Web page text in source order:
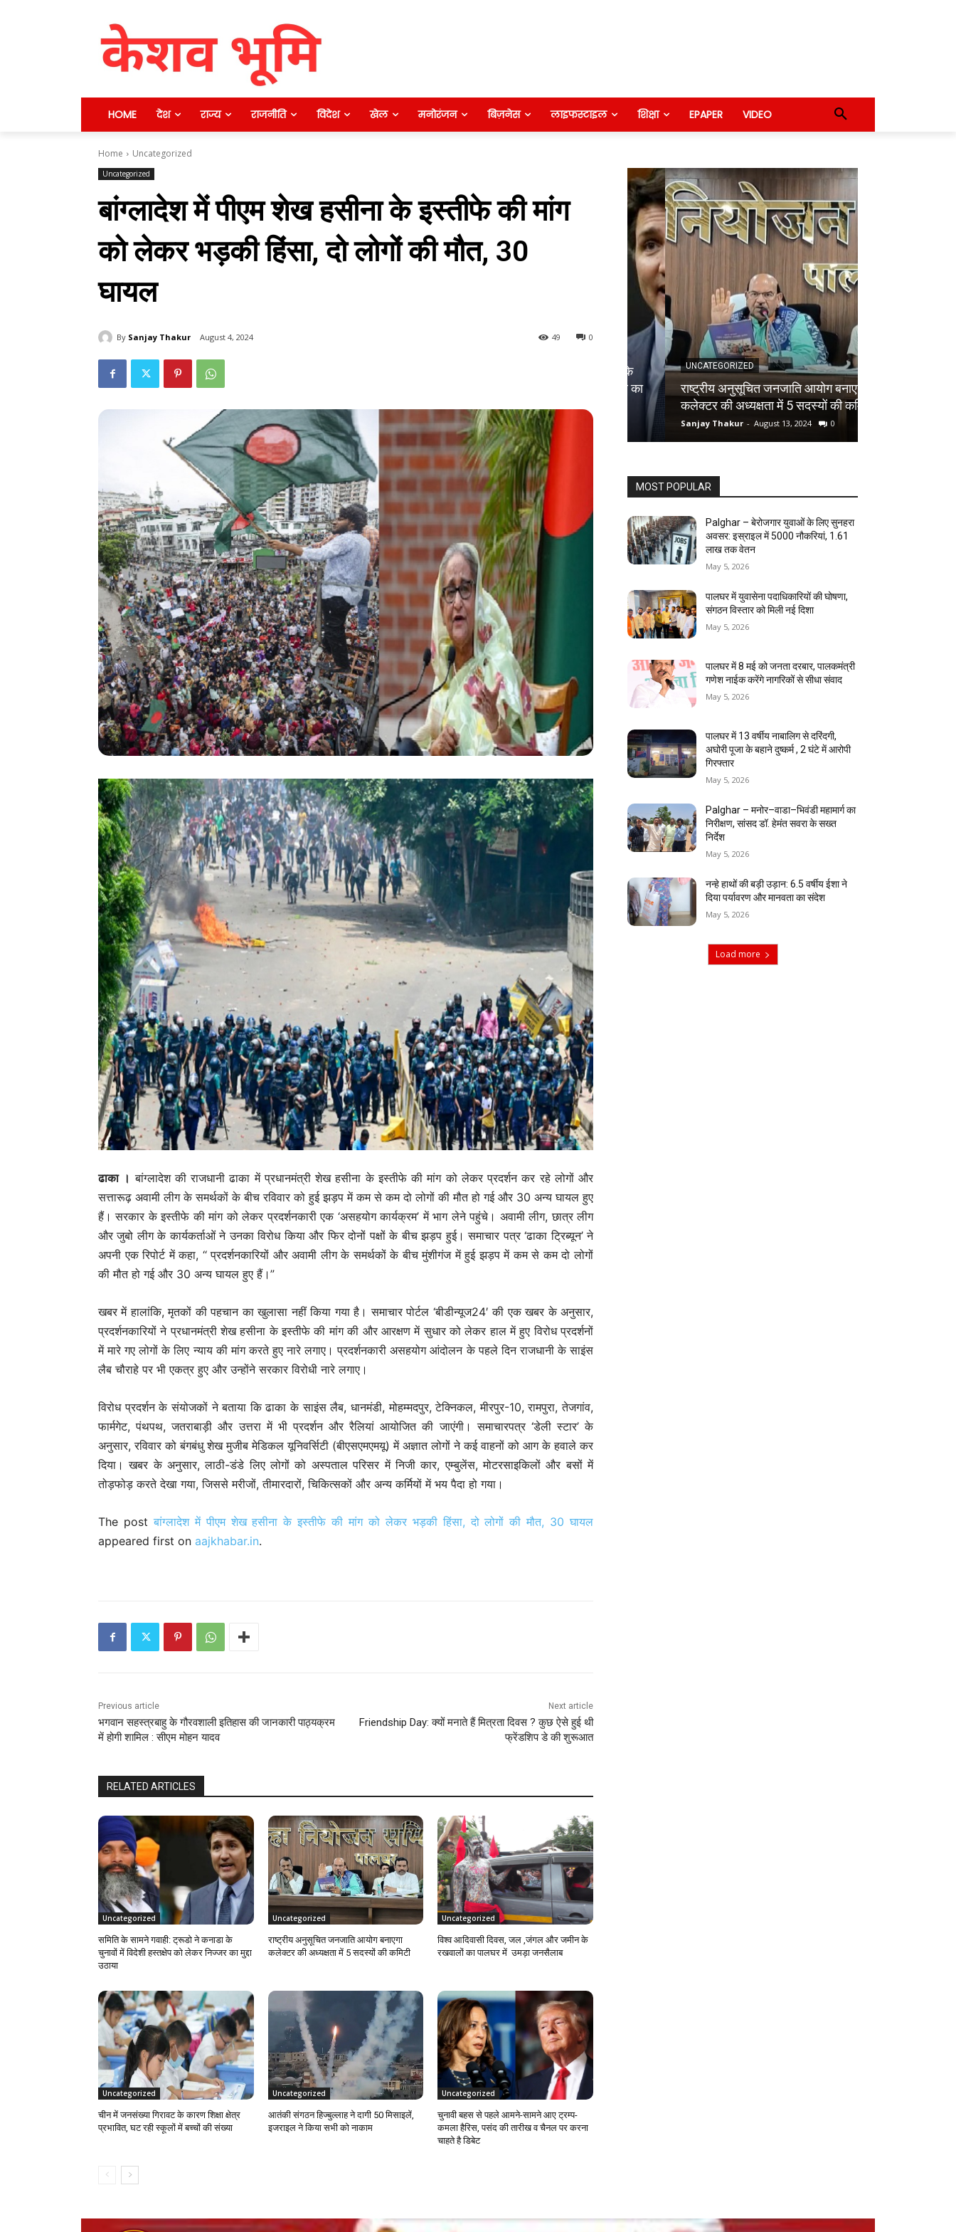
HOME देश राज्य राजनीति विदेश खेल मनोरंजन बिज़नेस लाइफस्टाइल शिक्षा EPAPER VIDEO
Home Uncategorized
Uncategorized
बांग्लादेश में पीएम शेख हसीना के इस्तीफे की मांग
को लेकर भड़की हिंसा, दो लोगों की मौत, 30
घायल
By Sanjay Thakur August 4, 2024 0
49
ढाका । बांग्लादेश की राजधानी ढाका में प्रधानमंत्री शेख हसीना के इस्तीफे की मांग को लेकर प्रदर्शन कर रहे लोगों और
सत्तारूढ़ अवामी लीग के समर्थकों के बीच रविवार को हुई झड़प में कम से कम दो लोगों की मौत हो गई और 30 अन्य घायल हुए
हैं। सरकार के इस्तीफे की मांग को लेकर प्रदर्शनकारी एक ‘असहयोग कार्यक्रम’ में भाग लेने पहुंचे। अवामी लीग, छात्र लीग
और जुबो लीग के कार्यकर्ताओं ने उनका विरोध किया और फिर दोनों पक्षों के बीच झड़प हुई। समाचार पत्र ‘ढाका ट्रिब्यून’ ने
अपनी एक रिपोर्ट में कहा, ‘‘ प्रदर्शनकारियों और अवामी लीग के समर्थकों के बीच मुंशीगंज में हुई झड़प में कम से कम दो लोगों
की मौत हो गई और 30 अन्य घायल हुए हैं।”
खबर में हालांकि, मृतकों की पहचान का खुलासा नहीं किया गया है। समाचार पोर्टल ‘बीडीन्यूज24′ की एक खबर के अनुसार,
प्रदर्शनकारियों ने प्रधानमंत्री शेख हसीना के इस्तीफे की मांग की और आरक्षण में सुधार को लेकर हाल में हुए विरोध प्रदर्शनों
में मारे गए लोगों के लिए न्याय की मांग करते हुए नारे लगाए। प्रदर्शनकारी असहयोग आंदोलन के पहले दिन राजधानी के साइंस
लैब चौराहे पर भी एकत्र हुए और उन्होंने सरकार विरोधी नारे लगाए।
विरोध प्रदर्शन के संयोजकों ने बताया कि ढाका के साइंस लैब, धानमंडी, मोहम्मदपुर, टेक्निकल, मीरपुर-10, रामपुरा, तेजगांव,
फार्मगेट, पंथपथ, जतराबाड़ी और उत्तरा में भी प्रदर्शन और रैलियां आयोजित की जाएंगी। समाचारपत्र ‘डेली स्टार’ के
अनुसार, रविवार को बंगबंधु शेख मुजीब मेडिकल यूनिवर्सिटी (बीएसएमएमयू) में अज्ञात लोगों ने कई वाहनों को आग के हवाले कर
दिया। खबर के अनुसार, लाठी-डंडे लिए लोगों को अस्पताल परिसर में निजी कार, एम्बुलेंस, मोटरसाइकिलों और बसों में
तोड़फोड़ करते देखा गया, जिससे मरीजों, तीमारदारों, चिकित्सकों और अन्य कर्मियों में भय पैदा हो गया।
The post बांग्लादेश में पीएम शेख हसीना के इस्तीफे की मांग को लेकर भड़की हिंसा, दो लोगों की मौत, 30 घायल
appeared first on aajkhabar.in.
Previous article
भगवान सहस्त्रबाहु के गौरवशाली इतिहास की जानकारी पाठ्यक्रम
में होगी शामिल : सीएम मोहन यादव
Next article
Friendship Day: क्‍यों मनाते हैं मित्रता दिवस ? कुछ ऐसे हुई थी
फ्रेंडशिप डे की शुरूआत
RELATED ARTICLES
Uncategorized
समिति के सामने गवाही: ट्रूडो ने कनाडा के
चुनावों में विदेशी हस्तक्षेप को लेकर निज्जर का मुद्दा
उठाया
Uncategorized
राष्ट्रीय अनुसूचित जनजाति आयोग बनाएगा
कलेक्टर की अध्यक्षता में 5 सदस्यों की कमिटी
Uncategorized
विश्व आदिवासी दिवस, जल ,जंगल और जमीन के
रखवालों का पालघर में उमड़ा जनसैलाब
Uncategorized
चीन में जनसंख्या गिरावट के कारण शिक्षा क्षेत्र
प्रभावित, घट रही स्कूलों में बच्चों की संख्या
Uncategorized
आतंकी संगठन हिज्बुल्लाह ने दागी 50 मिसाइलें,
इजराइल ने किया सभी को नाकाम
Uncategorized
चुनावी बहस से पहले आमने-सामने आए ट्रम्प-
कमला हैरिस, पसंद की तारीख व चैनल पर करना
चाहते है डिबेट
Sanjay Thakur - August 15, 2024
UNCATEGORIZED
राष्ट्रीय अनुसूचित जनजाति आयोग बनाएगा
कलेक्टर की अध्यक्षता में 5 सदस्यों की कमिटी
Sanjay Thakur - August 13, 2024 0
MOST POPULAR
Palghar – बेरोजगार युवाओं के लिए सुनहरा
अवसर: इस्राइल में 5000 नौकरियां, ₹1.61
लाख तक वेतन
May 5, 2026
पालघर में युवासेना पदाधिकारियों की घोषणा,
संगठन विस्तार को मिली नई दिशा
May 5, 2026
पालघर में 8 मई को जनता दरबार, पालकमंत्री
गणेश नाईक करेंगे नागरिकों से सीधा संवाद
May 5, 2026
पालघर में 13 वर्षीय नाबालिग से दरिंदगी,
अघोरी पूजा के बहाने दुष्कर्म , 2 घंटे में आरोपी
गिरफ्तार
May 5, 2026
Palghar – मनोर–वाडा–भिवंडी महामार्ग का
निरीक्षण, सांसद डॉ. हेमंत सवरा के सख्त
निर्देश
May 5, 2026
नन्हे हाथों की बड़ी उड़ान: 6.5 वर्षीय ईशा ने
दिया पर्यावरण और मानवता का संदेश
May 5, 2026
Load more